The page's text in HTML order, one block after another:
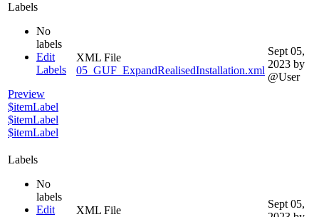
Labels
No
labels
Edit
Labels
Preview
$itemLabel
$itemLabel
$itemLabel
XML File
05_GUF_ExpandRealisedInstallation.xml
Sept 05,
2023 by
@User
Labels
No
labels
Edit
XML File
Sept 05,